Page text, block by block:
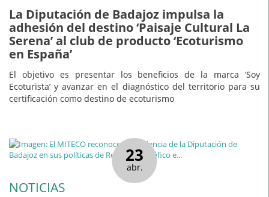
La Diputación de Badajoz impulsa la
adhesión del destino ‘Paisaje Cultural La
Serena’ al club de producto ‘Ecoturismo
en España’
El objetivo es presentar los beneficios de la marca ‘Soy
Ecoturista’ y avanzar en el diagnóstico del territorio para su
certificación como destino de ecoturismo
23
abr.
NOTICIAS